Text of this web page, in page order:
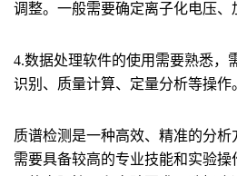
调整。一般需要确定离子化电压、
4.数据处理软件的使用需要熟悉，
识别、质量计算、定量分析等操作
质谱检测是一种高效、精准的分
需要具备较高的专业技能和实验